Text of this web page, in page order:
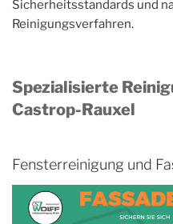
Sicherheitsstandards und
Reinigungsverfahren.
Spezialisierte
Castrop-Rauxel
Fensterreinigung und